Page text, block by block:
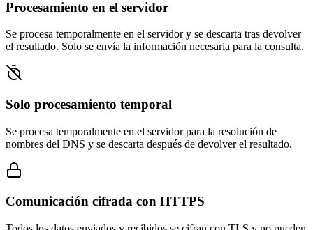
Procesamiento en el servidor
Se procesa temporalmente en el servidor y se descarta tras devolver
el resultado. Solo se envía la información necesaria para la consulta.
Solo procesamiento temporal
Se procesa temporalmente en el servidor para la resolución de
nombres del DNS y se descarta después de devolver el resultado.
Comunicación cifrada con HTTPS